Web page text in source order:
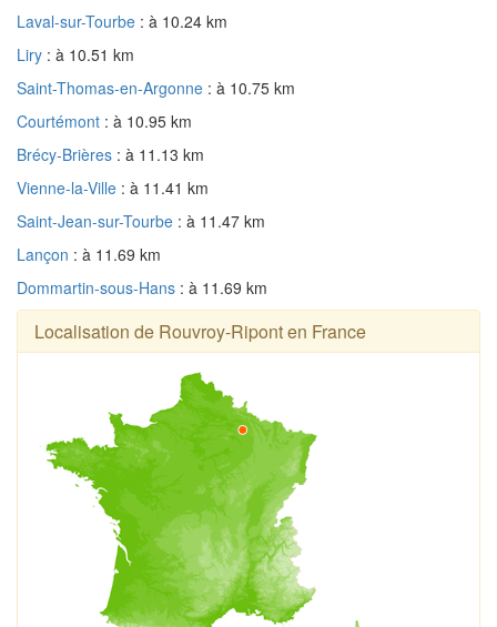
Laval-sur-Tourbe : à 10.24 km
Liry : à 10.51 km
Saint-Thomas-en-Argonne : à 10.75 km
Courtémont : à 10.95 km
Brécy-Brières : à 11.13 km
Vienne-la-Ville : à 11.41 km
Saint-Jean-sur-Tourbe : à 11.47 km
Lançon : à 11.69 km
Dommartin-sous-Hans : à 11.69 km
Localisation de Rouvroy-Ripont en France